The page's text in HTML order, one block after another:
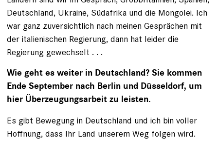
Deutschland, Ukraine, Südafrika und die Mongolei. Ich
war ganz zuversichtlich nach meinen Gesprächen mit
der italienischen Regierung, dann hat leider die
Regierung gewechselt . . .
Wie geht es weiter in Deutschland? Sie kommen
Ende September nach Berlin und Düsseldorf, um
hier Überzeugungsarbeit zu leisten.
Es gibt Bewegung in Deutschland und ich bin voller
Hoffnung, dass Ihr Land unserem Weg folgen wird.